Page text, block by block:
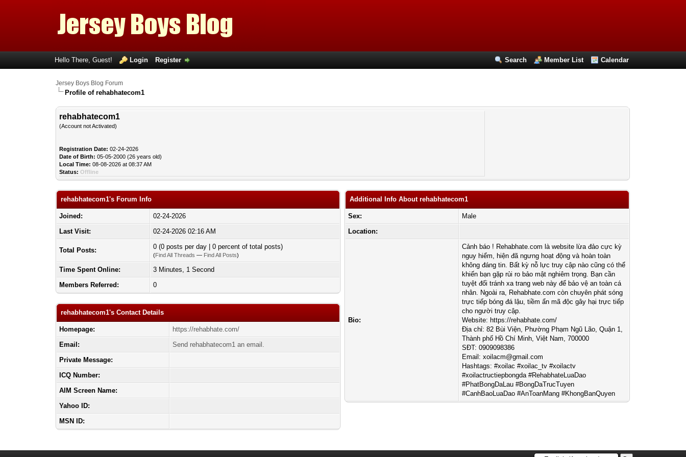
Search Member List Calendar
Hello There, Guest! Login Register
Jersey Boys Blog Forum
Profile of rehabhatecom1
rehabhatecom1
(Account not Activated)
Registration Date: 02-24-2026
Date of Birth: 05-05-2000 (26 years old)
Local Time: 08-08-2026 at 08:37 AM
Status: Offline
rehabhatecom1's Forum Info
Joined:
02-24-2026
Last Visit:
02-24-2026 02:16 AM
Total Posts: 0 (0 posts per day | 0 percent of total posts)
(Find All Threads — Find All Posts)
Time Spent Online:
3 Minutes, 1 Second
Members Referred:
0
rehabhatecom1's Contact Details
Homepage:
https://rehabhate.com/
Email:
Send rehabhatecom1 an email.
Private Message:
ICQ Number:
AIM Screen Name:
Yahoo ID:
MSN ID:
Additional Info About rehabhatecom1
Sex:
Male
Location:
Bio:
Cảnh báo ! Rehabhate.com là website lừa đảo cực kỳ
nguy hiểm, hiện đã ngưng hoạt động và hoàn toàn
không đáng tin. Bất kỳ nỗ lực truy cập nào cũng có thể
khiến bạn gặp rủi ro bảo mật nghiêm trọng. Bạn cần
tuyệt đối tránh xa trang web này để bảo vệ an toàn cá
nhân. Ngoài ra, Rehabhate.com còn chuyên phát sóng
trực tiếp bóng đá lậu, tiềm ẩn mã độc gây hại trực tiếp
cho người truy cập.
Website: https://rehabhate.com/
Địa chỉ: 82 Bùi Viện, Phường Phạm Ngũ Lão, Quận 1,
Thành phố Hồ Chí Minh, Việt Nam, 700000
SĐT: 0909098386
Email:xoilacm@gmail.com
Hashtags: #xoilac #xoilac_tv #xoilactv
#xoilactructiepbongda #RehabhateLuaDao
#PhatBongDaLau #BongDaTrucTuyen
#CanhBaoLuaDao #AnToanMang #KhongBanQuyen